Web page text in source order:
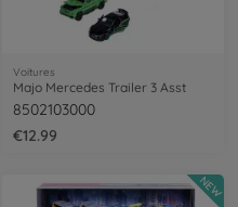
Voitures
Majo Mercedes Trailer 3 Asst
8502103000
€12.99
NEW